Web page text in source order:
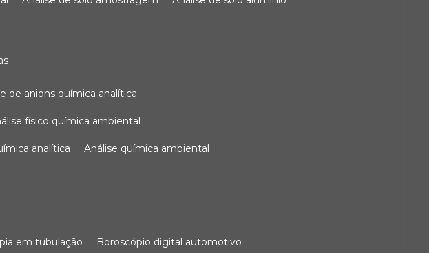
de anions química analítica
físico química ambiental
analítica análise química ambiental
em tubulação boroscópio digital automotivo